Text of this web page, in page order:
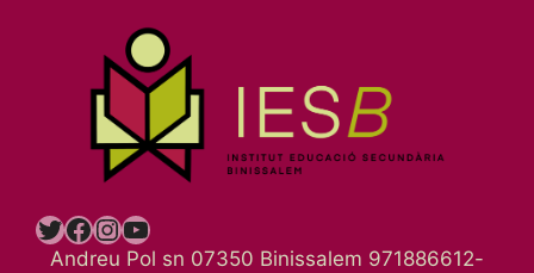
Twitter
Facebook
Instagram
YouTube
Andreu Pol sn 07350 Binissalem 971886612-